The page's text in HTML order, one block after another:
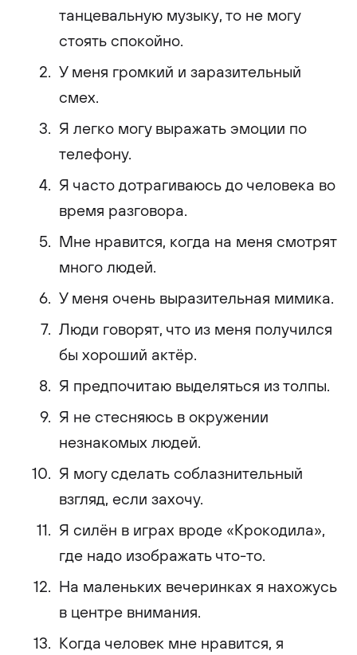
танцевальную музыку, то не могу
стоять спокойно.
У меня громкий и заразительный
смех.
Я легко могу выражать эмоции по
телефону.
Я часто дотрагиваюсь до человека во
время разговора.
Мне нравится, когда на меня смотрят
много людей.
У меня очень выразительная мимика.
Люди говорят, что из меня получился
бы хороший актёр.
Я предпочитаю выделяться из толпы.
Я не стесняюсь в окружении
незнакомых людей.
Я могу сделать соблазнительный
взгляд, если захочу.
Я силён в играх вроде «Крокодила»,
где надо изображать что-то.
На маленьких вечеринках я нахожусь
в центре внимания.
Когда человек мне нравится, я